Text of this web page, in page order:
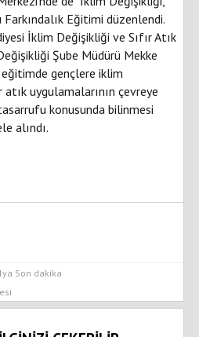
Farkındalık Eğitimi düzenlendi.
İklim Değişikliği ve Sıfır Atık
Şube Müdürü Mekke
gençlere iklim
uygulamalarının çevreye
konusunda bilinmesi
alındı.
Son dakika